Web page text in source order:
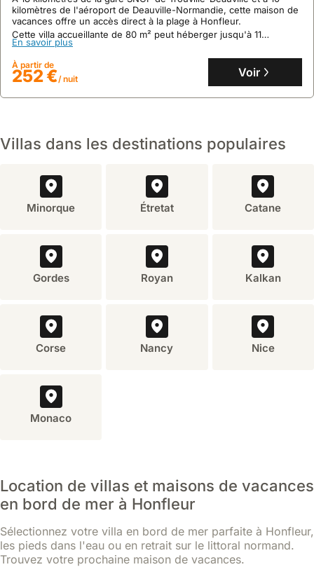
kilomètres de l'aéroport de Deauville-Normandie, cette maison de
vacances offre un accès direct à la plage à Honfleur.
Cette villa accueillante de 80 m² peut héberger jusqu'à 11
personnes et dispose d'une cuisine équipée, d'un jardin avec
En savoir plus
À partir de
252 €/ nuit Voir
Villas dans les destinations populaires
Minorque Étretat Catane
Gordes Royan Kalkan
Corse Nancy Nice
Monaco
Location de villas et maisons de vacances
en bord de mer à Honfleur
Sélectionnez votre villa en bord de mer parfaite à Honfleur,
les pieds dans l'eau ou en retrait sur le littoral normand.
Trouvez votre prochaine maison de vacances.